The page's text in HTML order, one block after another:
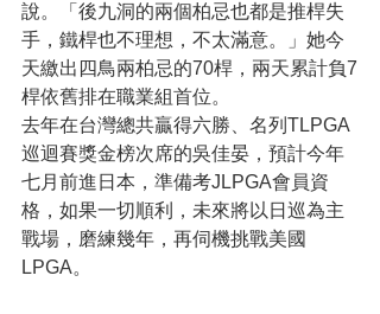
說。「後九洞的兩個柏忌也都是推桿失
手，鐵桿也不理想，不太滿意。」她今
天繳出四鳥兩柏忌的70桿，兩天累計負7
桿依舊排在職業組首位。
去年在台灣總共贏得六勝、名列TLPGA
巡迴賽獎金榜次席的吳佳晏，預計今年
七月前進日本，準備考JLPGA會員資
格，如果一切順利，未來將以日巡為主
戰場，磨練幾年，再伺機挑戰美國
LPGA。